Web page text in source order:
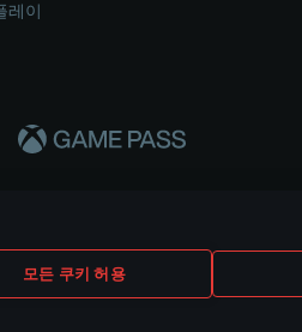
모든 쿠키 허용
레이
..